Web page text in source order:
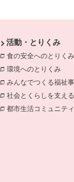
開きます。
活動・とりくみ
食の安全へのとりくみ
環境へのとりくみ 別
みんなでつくる福祉
社会とくらしを支え
都市生活コミュニテ